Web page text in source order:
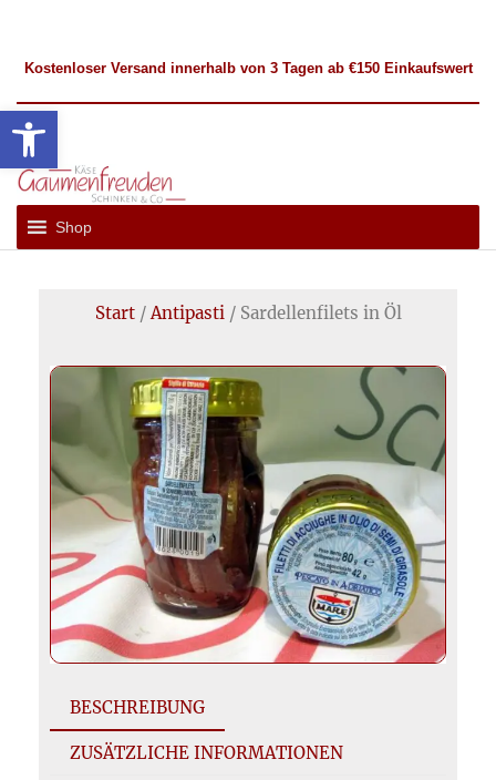
Werkzeugleiste öffnen
Kostenloser Versand innerhalb von 3 Tagen ab €150 Einkaufswert
Gaumenfreuden
Shop
Start/Antipasti/ Sardellenfilets in Öl
BESCHREIBUNG
ZUSÄTZLICHE INFORMATIONEN